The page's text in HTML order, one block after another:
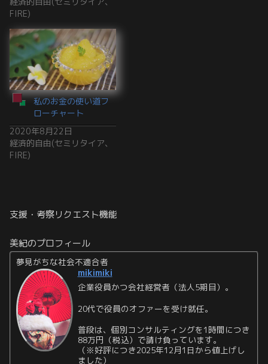
FIRE)
私のお金の使い道フ
ローチャート
2020年8月22日
経済的自由(セミリタイア、
FIRE)
支援・考察リクエスト機能
美紀のプロフィール
夢見がちな社会不適合者
mikimiki
企業役員かつ会社経営者（法人5期目）。
20代で役員のオファーを受け就任。
普段は、個別コンサルティングを1時間につき
88万円（税込）で請け負っています。
（※好評につき2025年12月1日から値上げし
ました）